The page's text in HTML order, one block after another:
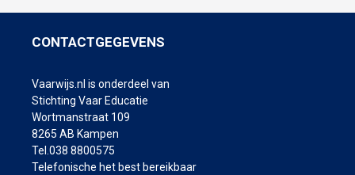
CONTACTGEGEVENS
Vaarwijs.nl is onderdeel van
Stichting Vaar Educatie
Wortmanstraat 109
8265 AB Kampen
Tel.038 8800575
Telefonische het best bereikbaar